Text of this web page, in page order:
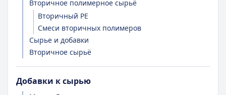
Вторичное полимерное сырьё
Вторичный PE
Смеси вторичных полимеров
Сырье и добавки
Вторичное сырьё
Добавки к сырью